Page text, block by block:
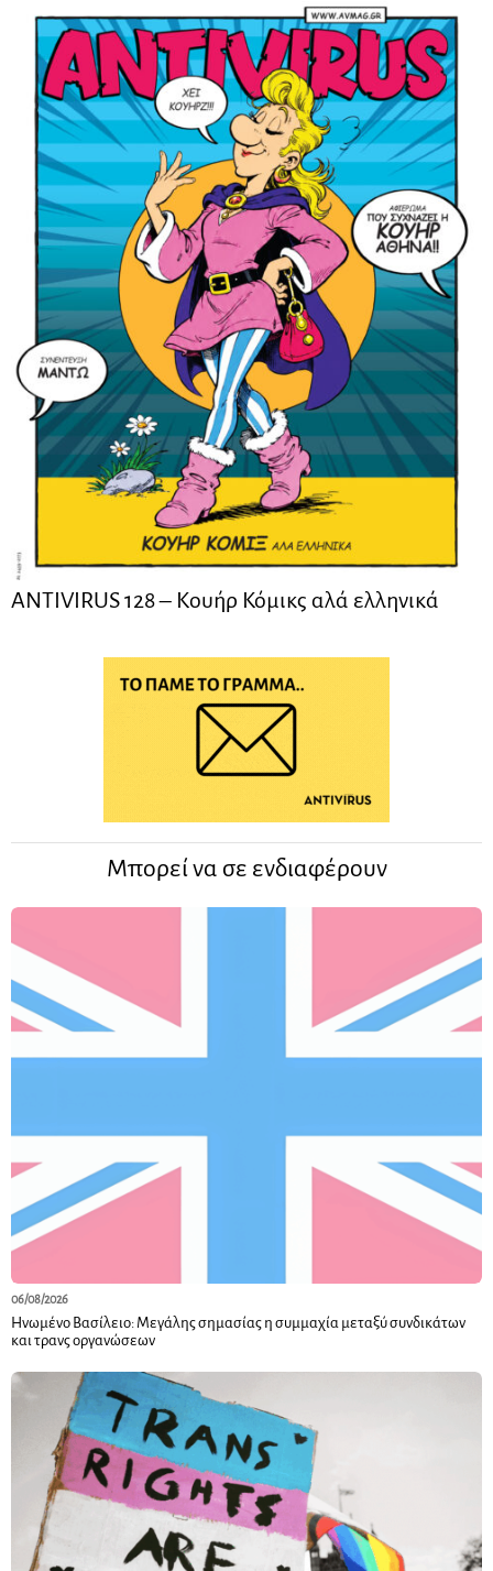
ANTIVIRUS 128 – Kουήρ Κόμικς αλά ελληνικά
Μπορεί να σε ενδιαφέρουν
06/08/2026
Ηνωμένο Βασίλειο: Μεγάλης σημασίας η συμμαχία μεταξύ συνδικάτων
και τρανς οργανώσεων